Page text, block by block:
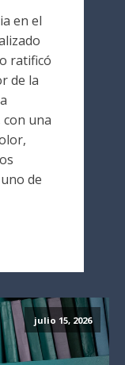
en el
ratificó
de la
con una
de
julio 15, 2026